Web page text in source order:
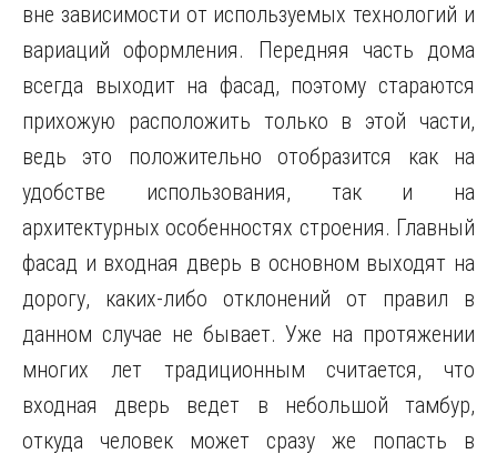
вне зависимости от используемых технологий и
вариаций оформления. Передняя часть дома
всегда выходит на фасад, поэтому стараются
прихожую расположить только в этой части,
ведь это положительно отобразится как на
удобстве использования, так и на
архитектурных особенностях строения. Главный
фасад и входная дверь в основном выходят на
дорогу, каких-либо отклонений от правил в
данном случае не бывает. Уже на протяжении
многих лет традиционным считается, что
входная дверь ведет в небольшой тамбур,
откуда человек может сразу же попасть в